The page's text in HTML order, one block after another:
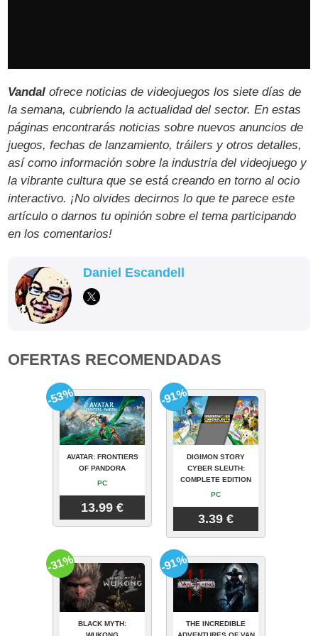
Vandal ofrece noticias de videojuegos los siete días de
la semana, cubriendo la actualidad del sector. En estas
páginas encontrarás noticias sobre nuevos anuncios de
juegos, fechas de lanzamiento, tráilers y otros detalles,
así como información sobre la industria del videojuego y
la vibrante cultura que se está creando en torno al ocio
interactivo. ¡No olvides decirnos lo que te parece este
artículo o darnos tu opinión sobre el tema participando
en los comentarios!
Daniel Escandell
OFERTAS RECOMENDADAS
AVATAR: FRONTIERS
OF PANDORA
PC
13.99 €
-53%
DIGIMON STORY
CYBER SLEUTH:
COMPLETE EDITION
PC
3.39 €
-91%
BLACK MYTH:
-31%
THE INCREDIBLE
-91%